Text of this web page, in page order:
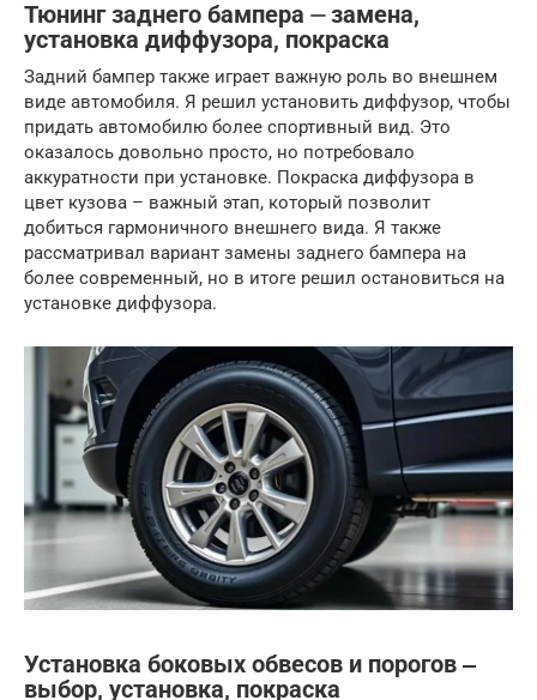
Тюнинг заднего бампера ⏤ замена,
установка диффузора, покраска
Задний бампер также играет важную роль во внешнем
виде автомобиля. Я решил установить диффузор, чтобы
придать автомобилю более спортивный вид. Это
оказалось довольно просто, но потребовало
аккуратности при установке. Покраска диффузора в
цвет кузова – важный этап, который позволит
добиться гармоничного внешнего вида. Я также
рассматривал вариант замены заднего бампера на
более современный, но в итоге решил остановиться на
установке диффузора.
Установка боковых обвесов и порогов ‒
выбор, установка, покраска